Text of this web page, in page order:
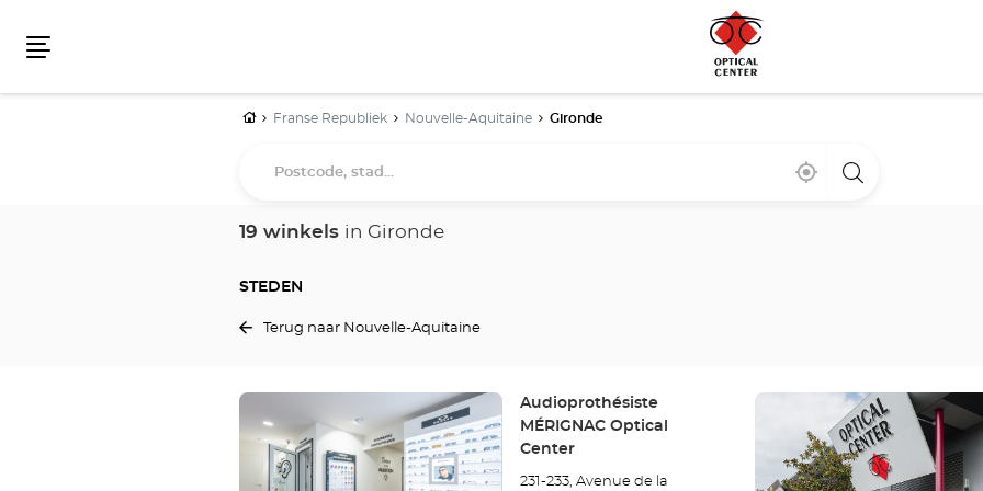
HomeFranse Republiek Nouvelle-Aquitaine Gironde
stad...
Bij
,
een
19 winkels in Gironde
STEDEN
Terug naar Nouvelle-Aquitaine
Druk
de
ENTER
Winkel:
Audioprothésiste
MÉRIGNAC Optical
Center
231-233, Avenue de la
Druk
ENTER